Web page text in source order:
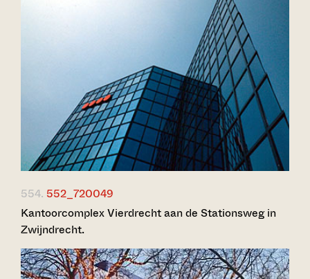
554. 552_720049
Kantoorcomplex Vierdrecht aan de Stationsweg in
Zwijndrecht.